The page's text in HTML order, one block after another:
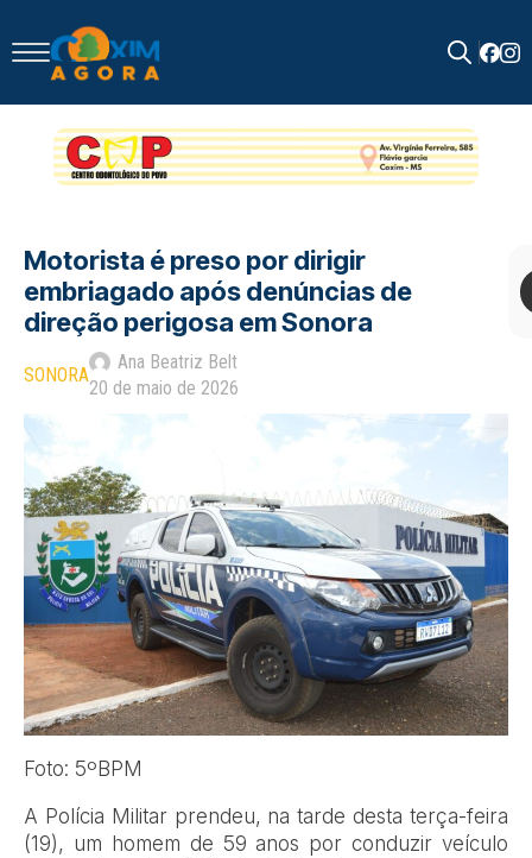
for:
Motorista é preso por dirigir
embriagado após denúncias de
direção perigosa em Sonora
SONORA
Ana Beatriz Belt
20 de maio de 2026
Foto: 5ºBPM
A Polícia Militar prendeu, na tarde desta terça-feira
(19), um homem de 59 anos por conduzir veículo